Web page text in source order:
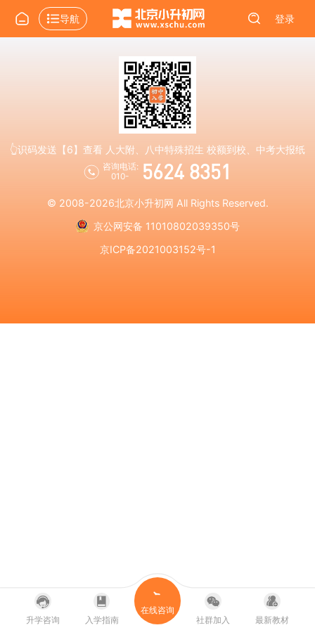
导航 登录
👆识码发送【6】查看 人大附、八中特殊招生 校额到校、中考大报纸
咨询电话:
010-
5624 8351
© 2008-2026北京小升初网 All Rights Reserved.
京公网安备 11010802039350号
京ICP备2021003152号-1
升学咨询 入学指南
在线咨询
社群加入
最新教材